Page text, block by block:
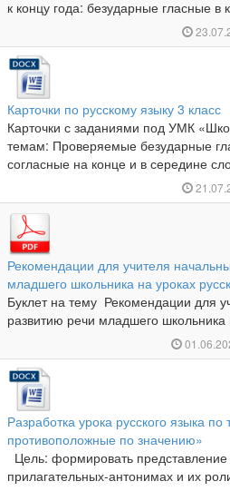
к концу года: безударные гласные в
Карточки по русскому языку 3 класс
Карточки с заданиями под УМК
темам: Проверяемые безударные
согласные на конце и в середине
Рекомендации для учителя
младшего школьника на уроках
Буклет на тему Рекомендации для
развитию речи младшего школьника
Разработка урока русского языка
противоположные по значению»
Цель: формировать
прилагательных-антонимах и их